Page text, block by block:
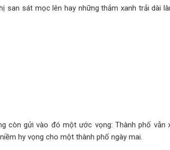
san sát mọc lên hay những thảm xanh trải dài
còn gửi vào đó một ước vọng: Thành phố vẫn
hy vọng cho một thành phố ngày mai.